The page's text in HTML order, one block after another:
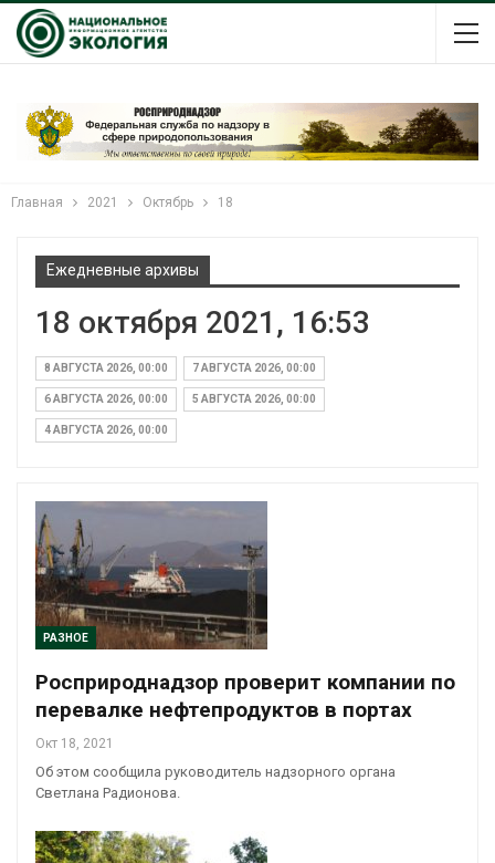
Главная 2021 Октябрь 18
Ежедневные архивы
18 октября 2021, 16:53
8 АВГУСТА 2026, 00:00 7 АВГУСТА 2026, 00:00
6 АВГУСТА 2026, 00:00 5 АВГУСТА 2026, 00:00
4 АВГУСТА 2026, 00:00
РАЗНОЕ
Росприроднадзор проверит компании по
перевалке нефтепродуктов в портах
Окт 18, 2021
Об этом сообщила руководитель надзорного органа
Светлана Радионова.